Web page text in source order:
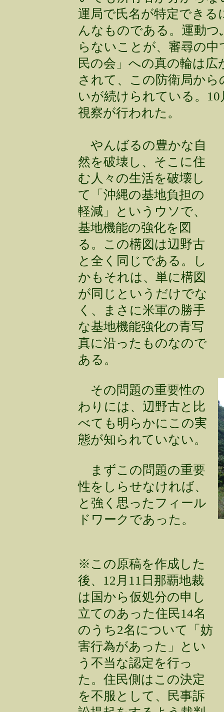
運局で氏名が特定でき
んなものである。運動
らないことが、審尋の
民の会」への真の輪は
されて、この防衛局か
いが続けられている。
視察が行われた。
やんばるの豊かな自
然を破壊し、そこに住
む人々の生活を破壊し
て「沖縄の基地負担の
軽減」というウソで、
基地機能の強化を図
る。この構図は辺野古
と全く同じである。し
かもそれは、単に構図
が同じというだけでな
く、まさに米軍の勝手
な基地機能強化の青写
真に沿ったものなので
ある。
その問題の重要性の
わりには、辺野古と比
べても明らかにこの実
態が知られていない。
まずこの問題の重要
性をしらせなければ、
と強く思ったフィール
ドワークであった。
※この原稿を作成した
後、12月11日那覇地裁
は国から仮処分の申し
立てのあった住民14名
のうち2名について「妨
害行為があった」とい
う不当な認定を行っ
た。住民側はこの決定
を不服として、民事訴